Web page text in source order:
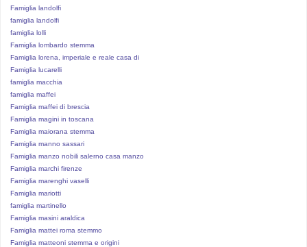
Famiglia landolfi
famiglia landolfi
famiglia lolli
Famiglia lombardo stemma
Famiglia lorena, imperiale e reale casa di
Famiglia lucarelli
famiglia macchia
famiglia maffei
Famiglia maffei di brescia
Famiglia magini in toscana
Famiglia maiorana stemma
Famiglia manno sassari
Famiglia manzo nobili salerno casa manzo
Famiglia marchi firenze
Famiglia marenghi vaselli
Famiglia mariotti
famiglia martinello
Famiglia masini araldica
Famiglia mattei roma stemmo
Famiglia matteoni stemma e origini